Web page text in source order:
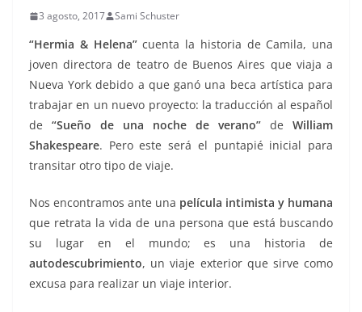
3 agosto, 2017 Sami Schuster
“Hermia & Helena”cuenta la historia de Camila, una
joven directora de teatro de Buenos Aires que viaja a
Nueva York debido a que ganó una beca artística para
trabajar en un nuevo proyecto: la traducción al español
de “Sueño de una noche de verano” de William
Shakespeare. Pero este será el puntapié inicial para
transitar otro tipo de viaje.
Nos encontramos ante una película intimista y humana
que retrata la vida de una persona que está buscando
su lugar en el mundo; es una historia de
autodescubrimiento, un viaje exterior que sirve como
excusa para realizar un viaje interior.